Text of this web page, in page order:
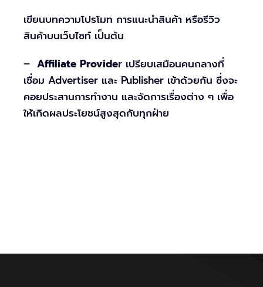
เขียนบทความโปรโมท การแนะนำสินค้า หรือรีวิว
สินค้าบนเว็บไซท์ เป็นต้น
– Affiliate Provider เปรียบเสมือนคนกลางที่
เชื่อม Advertiser และ Publisher เข้าด้วยกัน ซึ่งจะ
คอยประสานการทำงาน และจัดการเรื่องต่าง ๆ เพื่อ
ให้เกิดผลประโยชน์สูงสุดกับทุกฝ่าย